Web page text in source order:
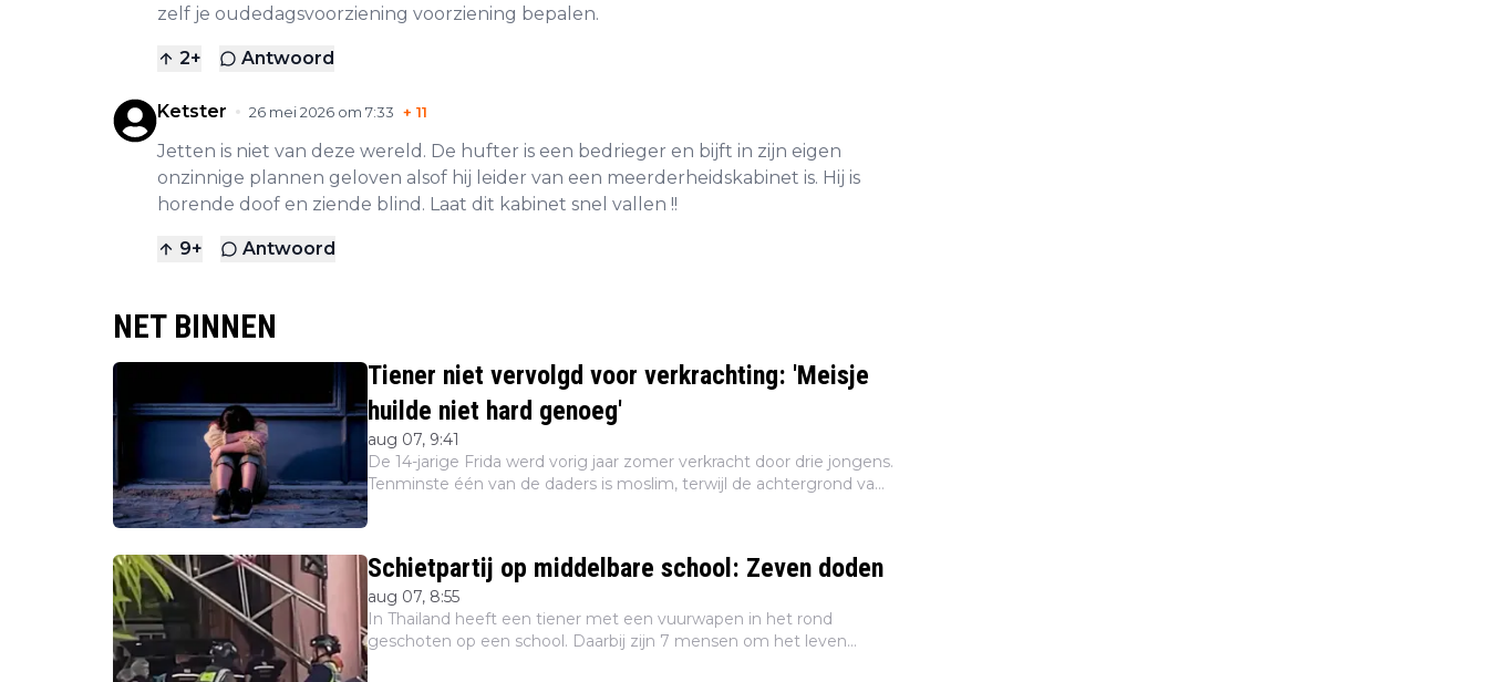
zelf je oudedagsvoorziening voorziening bepalen.
2+ Antwoord
Ketster 26 mei 2026 om 7:33 + 11
Jetten is niet van deze wereld. De hufter is een bedrieger en bijft in zijn eigen
onzinnige plannen geloven alsof hij leider van een meerderheidskabinet is. Hij is
horende doof en ziende blind. Laat dit kabinet snel vallen !!
9+ Antwoord
NET BINNEN
Tiener niet vervolgd voor verkrachting: 'Meisje
huilde niet hard genoeg'
aug 07, 9:41
De 14-jarige Frida werd vorig jaar zomer verkracht door drie jongens.
Tenminste één van de daders is moslim, terwijl de achtergrond van
Schietpartij op middelbare school: Zeven doden
aug 07, 8:55
In Thailand heeft een tiener met een vuurwapen in het rond
geschoten op een school. Daarbij zijn 7 mensen om het leven